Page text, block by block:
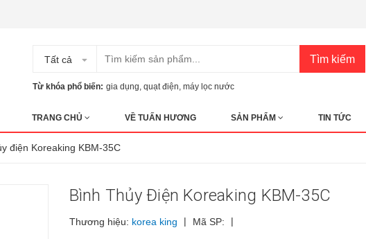
Tất cả Tìm kiếm
Từ khóa phổ biến: gia dụng, quạt điện, máy lọc nước
TRANG CHỦ VỀ TUẤN HƯƠNG SẢN PHẨM TIN TỨC
điện Koreaking KBM-35C
Bình Thủy Điện Koreaking KBM-35C
Thương hiệu: korea king | Mã SP: |